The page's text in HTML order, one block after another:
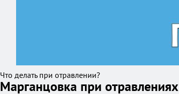
Что делать при отравлении?
Марганцовка при отравлениях